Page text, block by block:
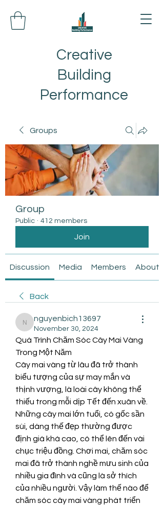
Creative
Building
Performance
Groups
Group
Public · 412 members
Join
Discussion Media Members About
Back
nguyenbich13697
nguyenbich13697
November 30, 2024
Quá Trình Chăm Sóc Cây Mai Vàng
Trong Một Năm
Cây mai vàng từ lâu đã trở thành
biểu tượng của sự may mắn và
thịnh vượng, là loài cây không thể
thiếu trong mỗi dịp Tết đến xuân về.
Những cây mai lớn tuổi, có gốc sần
sùi, dáng thế đẹp thường được
định giá khá cao, có thể lên đến vài
chục triệu đồng. Chơi mai, chăm sóc
mai đã trở thành nghề mưu sinh của
nhiều gia đình và cũng là sở thích
của nhiều người. Vậy làm thế nào để
chăm sóc cây mai vàng phát triển